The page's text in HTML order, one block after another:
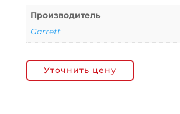
Производитель
Garrett
Уточнить цену